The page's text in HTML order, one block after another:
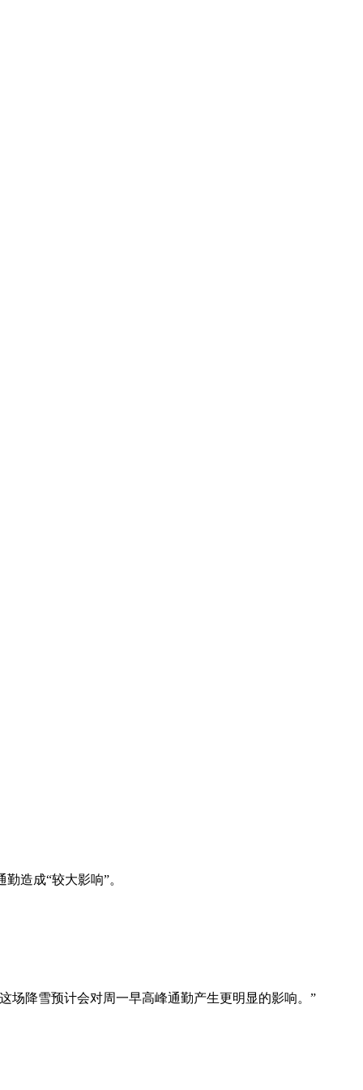
造成“较大影响”。
场降雪预计会对周一早高峰通勤产生更明显的影响。”